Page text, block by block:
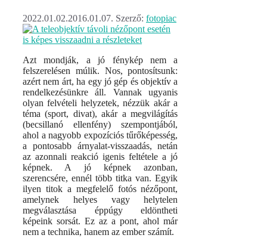
2022.01.02.2016.01.07. Szerző: fotopiac
Azt mondják, a jó fénykép nem a
felszerelésen múlik. Nos, pontosítsunk:
azért nem árt, ha egy jó gép és objektív a
rendelkezésünkre áll. Vannak ugyanis
olyan felvételi helyzetek, nézzük akár a
téma (sport, divat), akár a megvilágítás
(becsillanó ellenfény) szempontjából,
ahol a nagyobb expozíciós tűrőképesség,
a pontosabb árnyalat-visszaadás, netán
az azonnali reakció igenis feltétele a jó
képnek. A jó képnek azonban,
szerencsére, ennél több titka van. Egyik
ilyen titok a megfelelő fotós nézőpont,
amelynek helyes vagy helytelen
megválasztása éppúgy eldöntheti
képeink sorsát. Ez az a pont, ahol már
nem a technika, hanem az ember számít.